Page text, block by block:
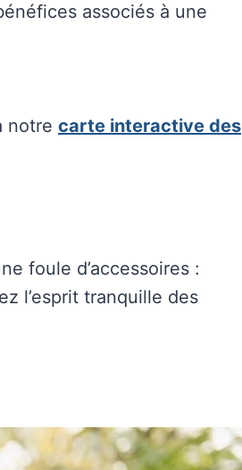
associés à une
notre carte interactive des
foule d’accessoires :
l’esprit tranquille des